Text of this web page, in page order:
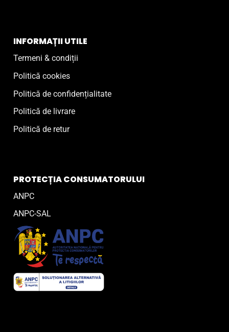
INFORMAȚII UTILE
Termeni & condiții
Politică cookies
Politică de confidențialitate
Politică de livrare
Politică de retur
PROTECȚIA CONSUMATORULUI
ANPC
ANPC-SAL